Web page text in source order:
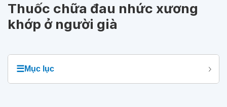
Thuốc chữa đau nhức xương
khớp ở người già
☰Mục lục